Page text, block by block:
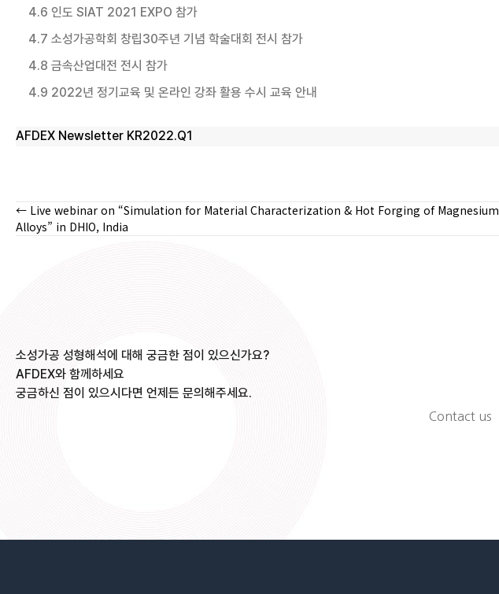
4.6 인도 SIAT 2021 EXPO 참가
4.7 소성가공학회 창립30주년 기념 학술대회 전시 참가
4.8 금속산업대전 전시 참가
4.9 2022년 정기교육 및 온라인 강좌 활용 수시 교육 안내
AFDEX Newsletter KR2022.Q1
Posts
← Live webinar on “Simulation for Material Characterization & Hot Forging of Magnesium
Alloys” in DHIO, India
소성가공 성형해석에 대해 궁금한 점이 있으신가요?
AFDEX와 함께하세요
궁금하신 점이 있으시다면 언제든 문의해주세요.
Contact us